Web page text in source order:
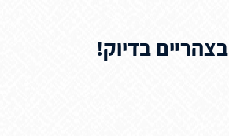
בצהריים בדיוק!